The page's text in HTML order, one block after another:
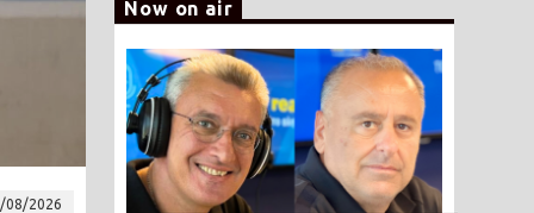
08/2026
Now on air